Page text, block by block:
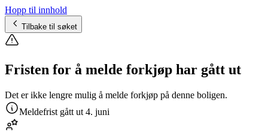
Hopp til innhold
Tilbake til søket
Fristen for å melde forkjøp har gått ut
Det er ikke lengre mulig å melde forkjøp på denne boligen.
Meldefrist gått ut 4. juni